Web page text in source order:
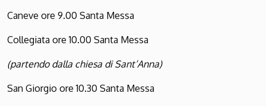
Caneve ore 9.00 Santa Messa
Collegiata ore 10.00 Santa Messa
(partendo dalla chiesa di Sant’Anna)
San Giorgio ore 10.30 Santa Messa